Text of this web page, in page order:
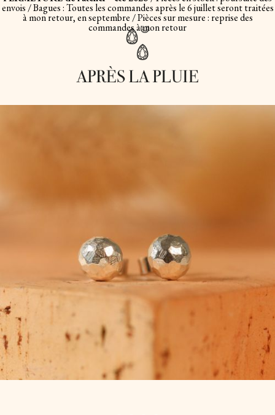
envois / Bagues : Toutes les commandes après le 6 juillet seront traitées
à mon retour, en septembre / Pièces sur mesure : reprise des
commandes à mon retour